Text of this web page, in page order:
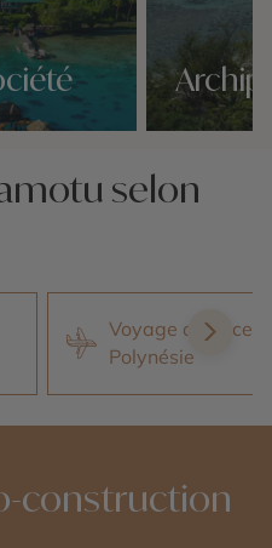
selon
Voyage de noces
Polynésie
construction